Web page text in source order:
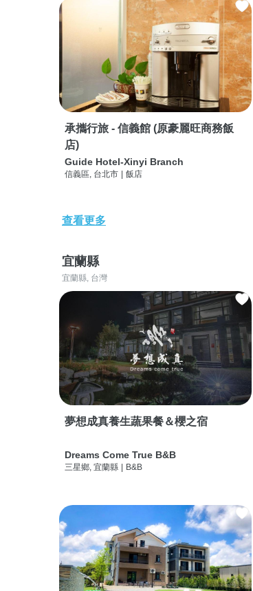
承攜行旅 - 信義館 (原豪麗旺商務飯
店)
Guide Hotel-Xinyi Branch
信義區, 台北市 | 飯店
查看更多
宜蘭縣
宜蘭縣, 台灣
夢想成真養生蔬果餐＆櫻之宿
Dreams Come True B&B
三星鄉, 宜蘭縣 | B&B